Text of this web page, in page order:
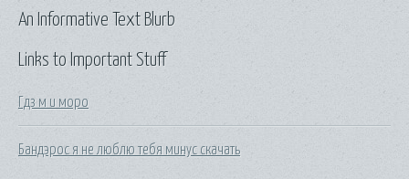
Links to Important Stuff
Гдз м и моро
Бандэрос я не люблю тебя минус скачать
An Informative Text Blurb